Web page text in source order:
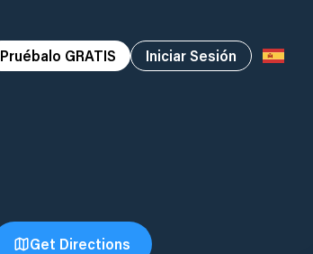
Pruébalo GRATIS Iniciar Sesión
Get Directions